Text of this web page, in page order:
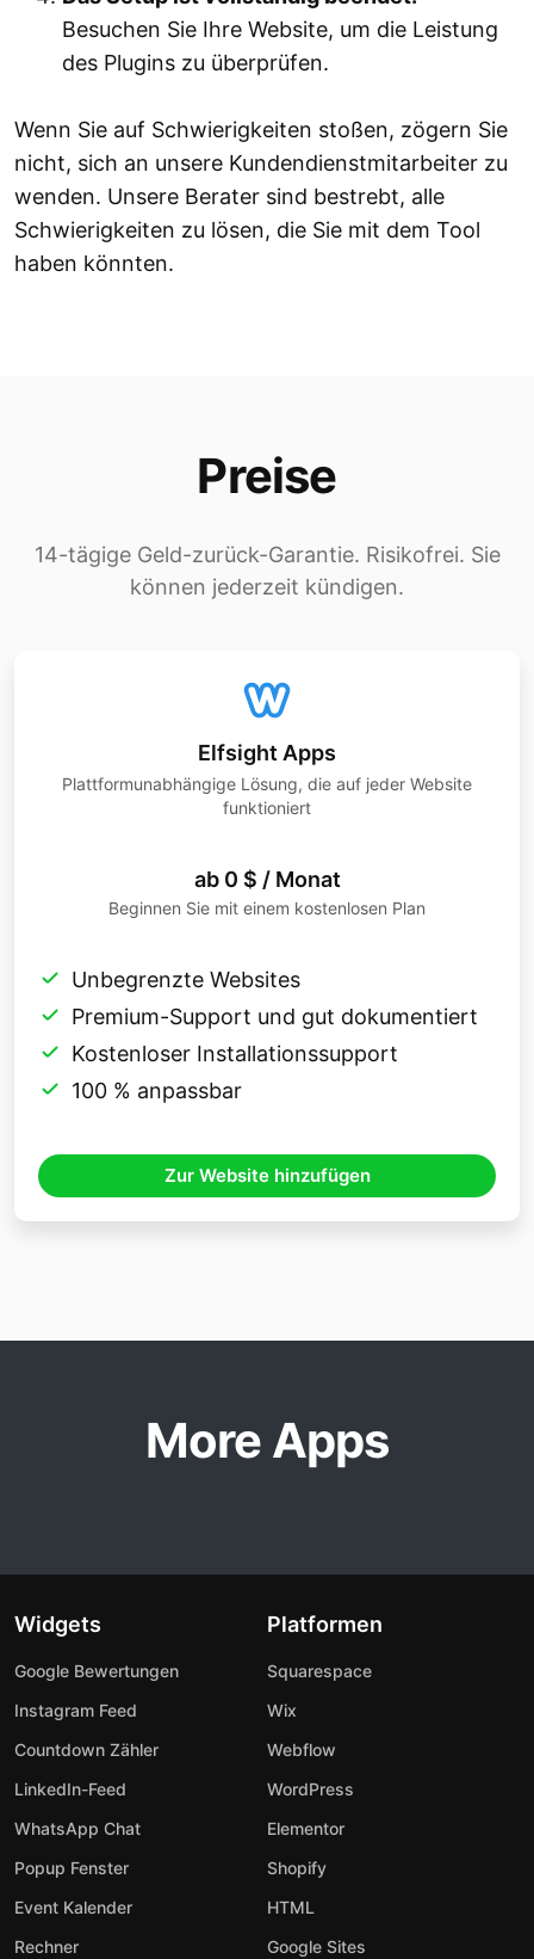
Besuchen Sie Ihre Website, um die Leistung
des Plugins zu überprüfen.
Wenn Sie auf Schwierigkeiten stoßen, zögern Sie
nicht, sich an unsere Kundendienstmitarbeiter zu
wenden. Unsere Berater sind bestrebt, alle
Schwierigkeiten zu lösen, die Sie mit dem Tool
haben könnten.
Preise
14-tägige Geld-zurück-Garantie. Risikofrei. Sie
können jederzeit kündigen.
Elfsight Apps
Plattformunabhängige Lösung, die auf jeder Website
funktioniert
ab 0 $ / Monat
Beginnen Sie mit einem kostenlosen Plan
Unbegrenzte Websites
Premium-Support und gut dokumentiert
Kostenloser Installationssupport
100 % anpassbar
Zur Website hinzufügen
More Apps
Widgets
Google Bewertungen
Instagram Feed
Countdown Zähler
LinkedIn-Feed
WhatsApp Chat
Popup Fenster
Event Kalender
Rechner
Platformen
Squarespace
Wix
Webflow
WordPress
Elementor
Shopify
HTML
Google Sites